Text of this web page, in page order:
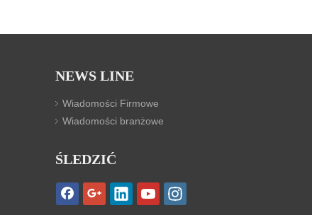
NEWS LINE
Wiadomości Firmowe
Wiadomości branżowe
ŚLEDZIĆ